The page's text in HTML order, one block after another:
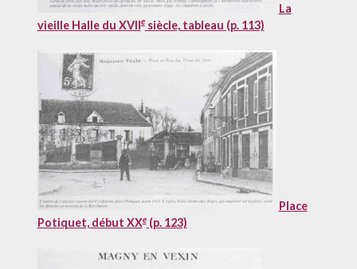
La
vieille Halle du XVIIesiècle, tableau (p. 113)
Place
Potiquet, début XXe(p. 123)